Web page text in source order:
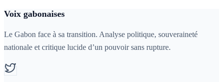
Voix gabonaises
Le Gabon face à sa transition. Analyse politique, souveraineté
nationale et critique lucide d’un pouvoir sans rupture.